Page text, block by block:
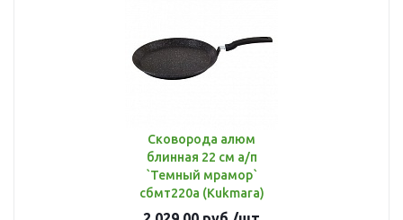
Сковорода алюм
блинная 22 см а/п
`Темный мрамор`
сбмт220а (Kukmara)